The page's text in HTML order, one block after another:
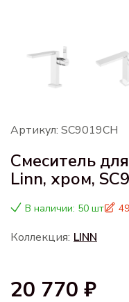
Артикул: SC9019CH
Смеситель
Linn, хром,
В наличии: 50 шт
Коллекция: LINN
20 770 ₽